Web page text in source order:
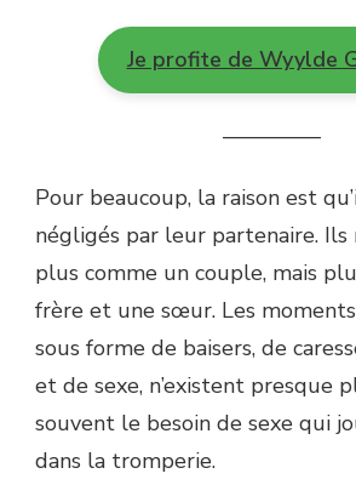
Je profite de Wyylde
————–
Pour beaucoup, la raison est
négligés par leur partenaire. Ils
plus comme un couple, mais
frère et une sœur. Les moments
sous forme de baisers, de
et de sexe, n’existent presque
souvent le besoin de sexe qui
dans la tromperie.